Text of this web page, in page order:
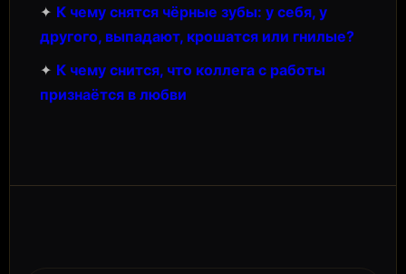
✦ К чему снятся чёрные зубы: у себя, у
другого, выпадают, крошатся или гнилые?
✦ К чему снится, что коллега с работы
признаётся в любви